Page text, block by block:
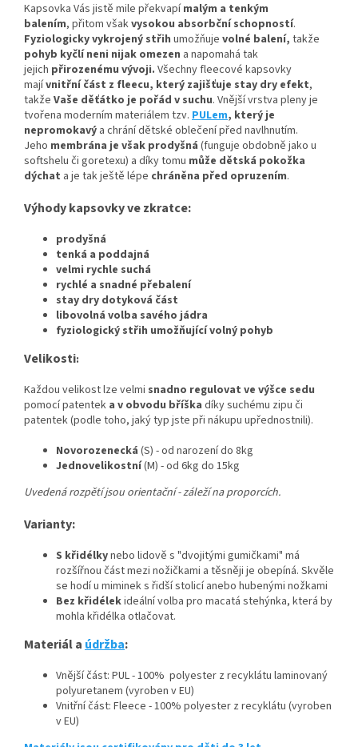
Kapsovka Vás jistě mile překvapímalým a tenkým
balením, přitom všakvysokou absorbční schopností.
Fyziologicky vykrojený střih umožňuje volné balení, takže
pohyb kyčlí neni nijak omezen a napomahá tak
jejich přirozenému vývoji. Všechny fleecové kapsovky
majívnitřní část z fleecu, který zajišťuje stay dry efekt,
takže Vaše děťátko je pořád v suchu. Vnější vrstva pleny je
tvořena moderním materiálem tzv. PULem, který je
nepromokavý a chrání dětské oblečení před navlhnutím.
Jeho membrána je však prodyšná (funguje obdobně jako u
softshelu či goretexu) a díky tomu může dětská pokožka
dýchat a je tak ještě lépe chráněna před opruzením.
Výhody kapsovky ve zkratce:
prodyšná
tenká a poddajná
velmi rychle suchá
rychlé a snadné přebalení
stay dry dotyková část
libovolná volba savého jádra
fyziologický střih umožňující volný pohyb
Velikosti:
Každou velikost lze velmi snadno regulovat ve výšce sedu
pomocí patentek a v obvodu bříška díky suchému zipu či
patentek (podle toho, jaký typ jste při nákupu upřednostnili).
Novorozenecká (S) - od narození do 8kg
Jednovelikostní(M) - od 6kg do 15kg
Uvedená rozpětí jsou orientační - záleží na proporcích.
Varianty:
S křidélkynebo lidově s "dvojitými gumičkami" má
rozšířnou část mezi nožičkami a těsněji je obepíná. Skvěle
se hodí u miminek s řidší stolicí anebo hubenými nožkami
Bez křidélekideální volba pro macatá stehýnka, která by
mohla křidélka otlačovat.
Materiál a údržba:
Vnější část: PUL - 100% polyester z recyklátu laminovaný
polyuretanem (vyroben v EU)
Vnitřní část: Fleece - 100% polyester z recyklátu (vyroben
v EU)